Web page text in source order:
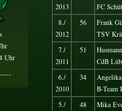
2013
FC
8./
2012
56
Frank
TSV
7./
2011
51
Husmann
CdB
6./
2010
34
B-Team
5./
48
Mika
Uhr